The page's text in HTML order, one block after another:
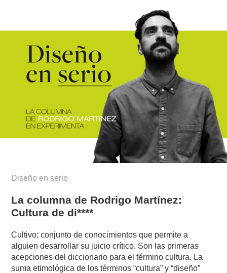
Diseño en serio
La columna de Rodrigo Martínez:
Cultura de di****
Cultivo; conjunto de conocimientos que permite a
alguien desarrollar su juicio crítico. Son las primeras
acepciones del diccionario para el término cultura. La
suma etimológica de los términos “cultura” y “diseño”